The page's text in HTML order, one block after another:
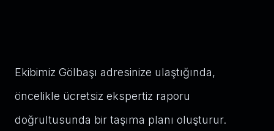
Ekibimiz Gölbaşı adresinize ulaştığında,
öncelikle ücretsiz ekspertiz raporu
doğrultusunda bir taşıma planı oluşturur.